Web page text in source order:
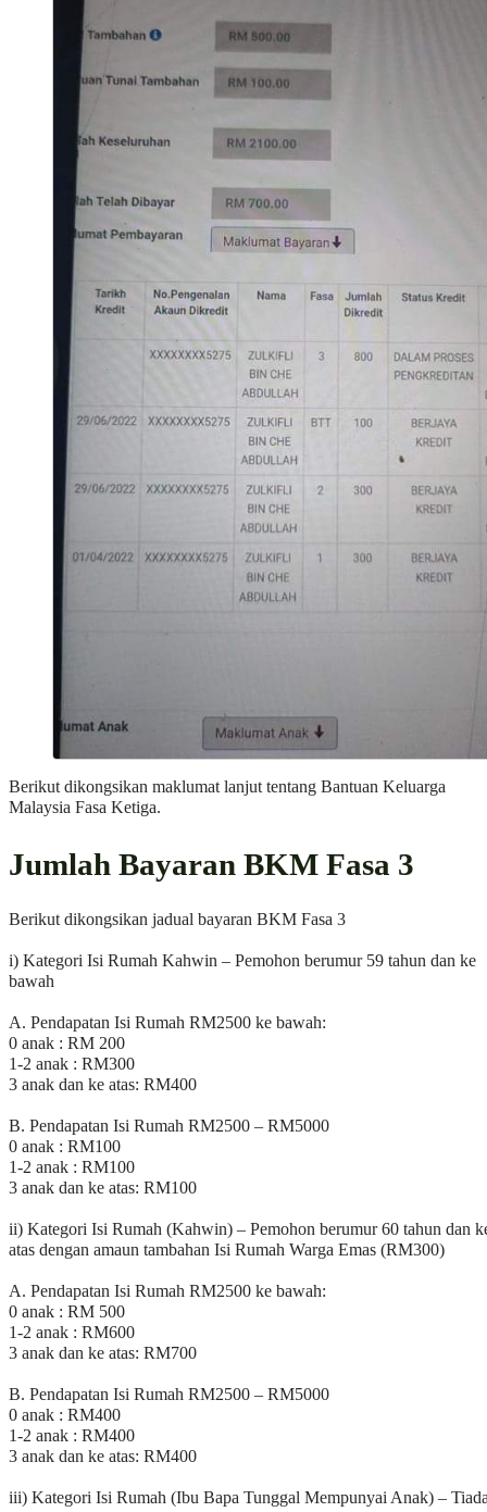
Berikut dikongsikan maklumat lanjut tentang Bantuan Keluarga
Malaysia Fasa Ketiga.
Jumlah Bayaran BKM Fasa 3
Berikut dikongsikan jadual bayaran BKM Fasa 3
i) Kategori Isi Rumah Kahwin – Pemohon berumur 59 tahun dan ke
bawah
A. Pendapatan Isi Rumah RM2500 ke bawah:
0 anak : RM 200
1-2 anak : RM300
3 anak dan ke atas: RM400
B. Pendapatan Isi Rumah RM2500 – RM5000
0 anak : RM100
1-2 anak : RM100
3 anak dan ke atas: RM100
ii) Kategori Isi Rumah (Kahwin) – Pemohon berumur 60 tahun dan
atas dengan amaun tambahan Isi Rumah Warga Emas (RM300)
A. Pendapatan Isi Rumah RM2500 ke bawah:
0 anak : RM 500
1-2 anak : RM600
3 anak dan ke atas: RM700
B. Pendapatan Isi Rumah RM2500 – RM5000
0 anak : RM400
1-2 anak : RM400
3 anak dan ke atas: RM400
iii) Kategori Isi Rumah (Ibu Bapa Tunggal Mempunyai Anak) –